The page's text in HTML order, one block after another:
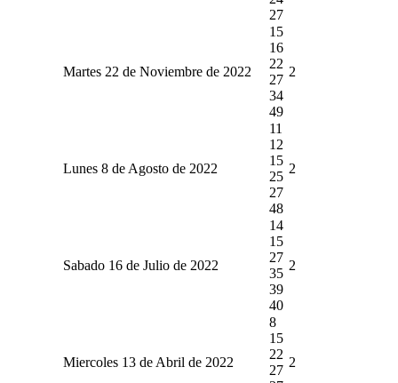
27
Martes 22 de Noviembre de 2022
15
16
22
27
34
49
2
Lunes 8 de Agosto de 2022
11
12
15
25
27
48
2
Sabado 16 de Julio de 2022
14
15
27
35
39
40
2
Miercoles 13 de Abril de 2022
8
15
22
27
2